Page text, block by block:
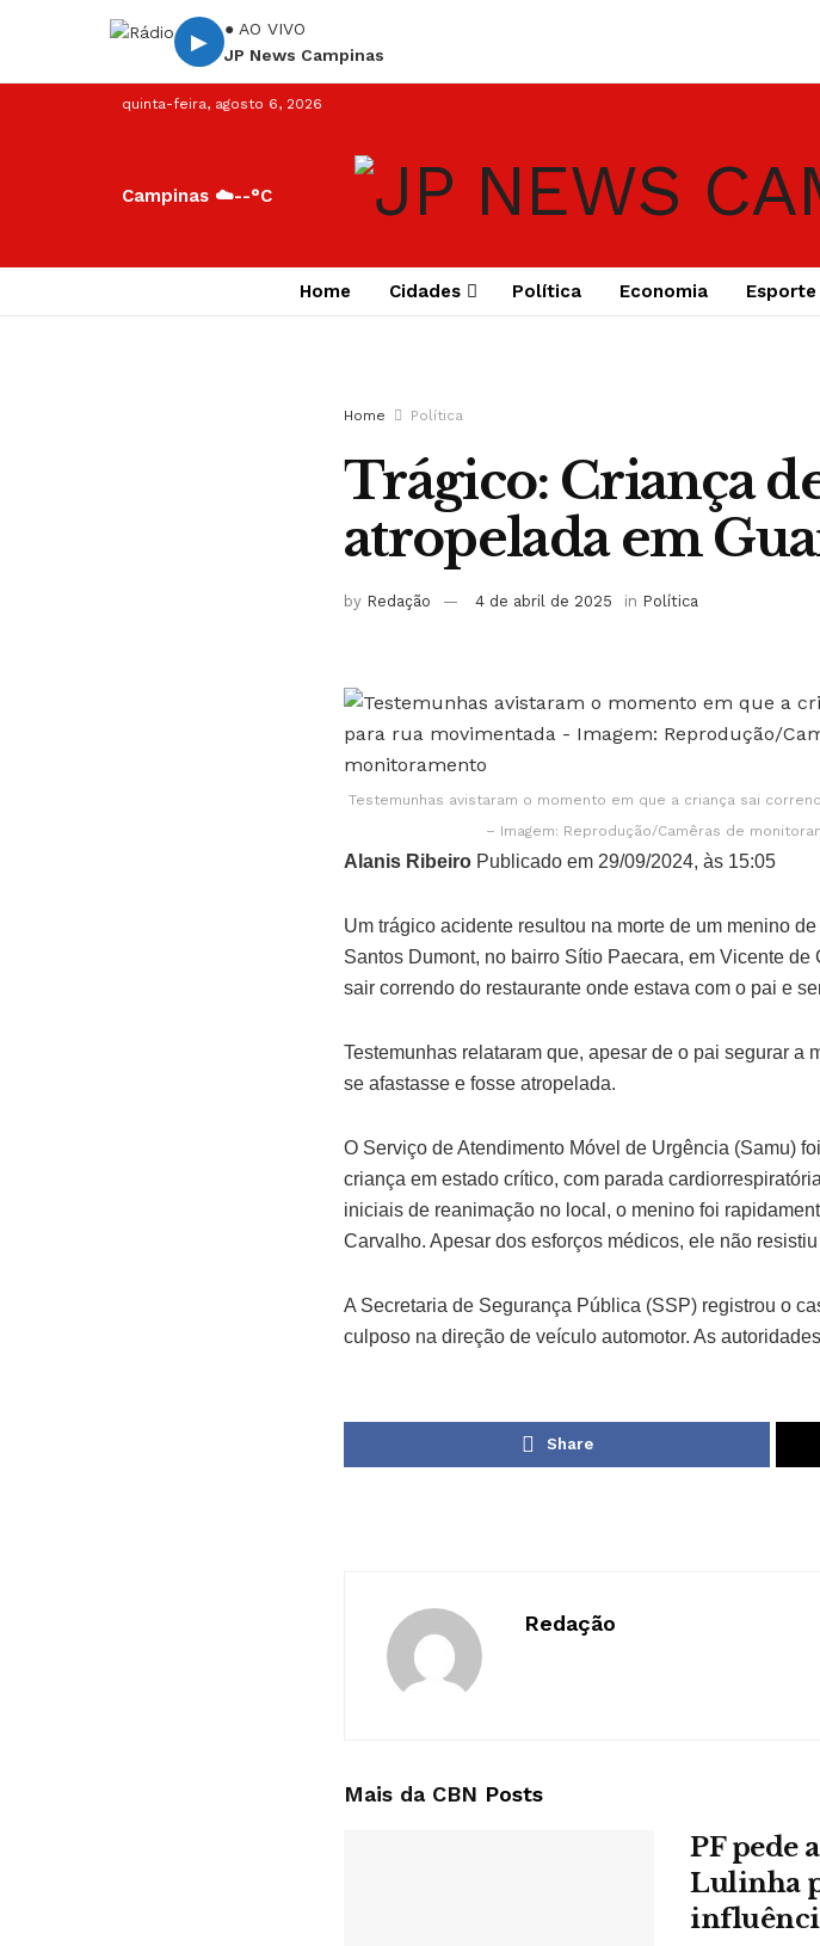
▶
● AO VIVO
JP News Campinas
quinta-feira, agosto 6, 2026
Campinas ☁️--°C
Home Cidades Política Economia Esporte
Home Política
Trágico: Criança
atropelada em
by Redação 4 de abril de 2025 in Política
Testemunhas avistaram o momento em que a criança sai
– Imagem: Reprodução/Camêras de
Alanis Ribeiro Publicado em 29/09/2024, às 15:05
Um trágico acidente resultou na morte de um menino
Santos Dumont, no bairro Sítio Paecara, em Vicente
sair correndo do restaurante onde estava com o pai e
Testemunhas relataram que, apesar de o pai segurar
se afastasse e fosse atropelada.
O Serviço de Atendimento Móvel de Urgência (Samu)
criança em estado crítico, com parada
iniciais de reanimação no local, o menino foi
Carvalho. Apesar dos esforços médicos, ele não
A Secretaria de Segurança Pública (SSP) registrou o
culposo na direção de veículo automotor. As
Share
Redação
Mais da CBN Posts
PF pede
Lulinha